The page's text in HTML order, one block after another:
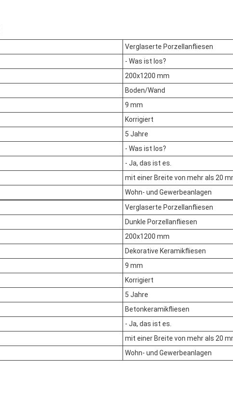
Verglaserte Porzellanfliesen
- Was ist los?
200x1200 mm
Boden/Wand
9 mm
Korrigiert
5 Jahre
- Was ist los?
- Ja, das ist es.
mit einer Breite von mehr als 20
Wohn- und Gewerbeanlagen
Verglaserte Porzellanfliesen
Dunkle Porzellanfliesen
200x1200 mm
Dekorative Keramikfliesen
9 mm
Korrigiert
5 Jahre
Betonkeramikfliesen
- Ja, das ist es.
mit einer Breite von mehr als 20
Wohn- und Gewerbeanlagen